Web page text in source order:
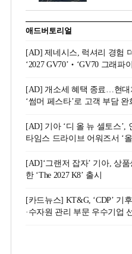
록 고문
0년의
정화와
옥
연옥은
으며, 준
아갈 수
말한
통 관료
주요 변
을 하고
족적을
세대에
담은 인
르고 원
한 자서
워하지
한 믿음
게 만드
의 보고
회장은
도 조급
터 하나
라”고
조차 성
애드버토리얼
[AD] 제네시스, 럭셔리 경험
‘2027 GV70’‧‘GV70 그래파
[AD] 개소세 혜택 종료…현대
‘썸머 페스타’로 고객 부담 완
[AD] 기아 ‘디 올 뉴 셀토스’,
타임스 드라이브 어워즈서 ‘
[AD]‘그랜저 잡자’ 기아, 상품
한 ‘The 2027 K8’ 출시
[카드뉴스] KT&G, ‘CDP’ 기
·수자원 관리 부문 우수기업